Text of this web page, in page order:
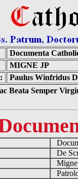
Documenta
MIGNE JP
Paulus Winfridus
Beata Semper
De